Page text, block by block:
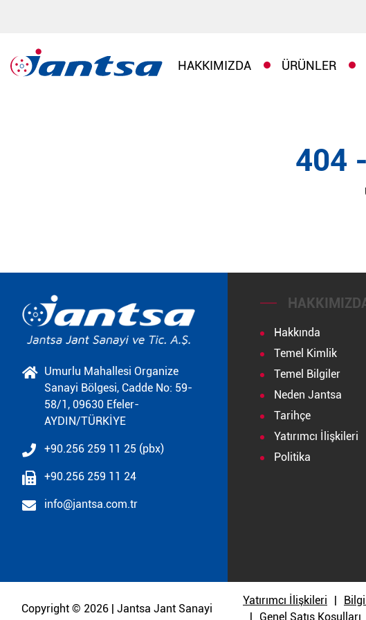
HAKKIMIZDA ÜRÜNLER
404
Umurlu Mahallesi Organize
Sanayi Bölgesi, Cadde No: 59-
58/1, 09630 Efeler-
AYDIN/TÜRKİYE
+90.256 259 11 25 (pbx)
+90.256 259 11 24
info@jantsa.com.tr
Hakkında
Temel Kimlik
Temel Bilgiler
Neden Jantsa
Tarihçe
Yatırımcı İlişkileri
Politika
Copyright © 2026 | Jantsa Jant Sanayi
Yatırımcı İlişkileri
Genel Satış Koşulları